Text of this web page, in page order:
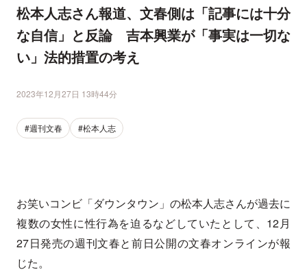
松本人志さん報道、文春側は「記事には十分
な自信」と反論 吉本興業が「事実は一切な
い」法的措置の考え
2023年12月27日 13時44分
#週刊文春 #松本人志
お笑いコンビ「ダウンタウン」の松本人志さんが過去に
複数の女性に性行為を迫るなどしていたとして、12月
27日発売の週刊文春と前日公開の文春オンラインが報
じた。